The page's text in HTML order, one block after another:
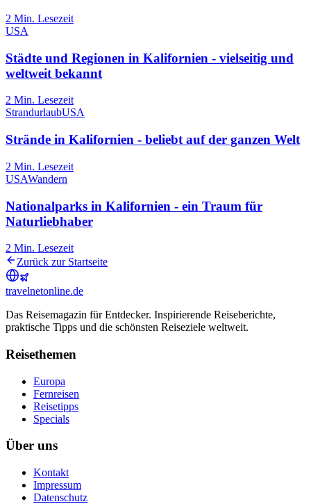
2 Min. Lesezeit
USA
Städte und Regionen in Kalifornien - vielseitig und
weltweit bekannt
2 Min. Lesezeit
StrandurlaubUSA
Strände in Kalifornien - beliebt auf der ganzen Welt
2 Min. Lesezeit
USAWandern
Nationalparks in Kalifornien - ein Traum für
Naturliebhaber
2 Min. Lesezeit
Zurück zur Startseite
travelnetonline.de
Das Reisemagazin für Entdecker. Inspirierende Reiseberichte,
praktische Tipps und die schönsten Reiseziele weltweit.
Reisethemen
Europa
Fernreisen
Reisetipps
Specials
Über uns
Kontakt
Impressum
Datenschutz